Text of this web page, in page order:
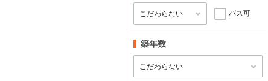
バス可
築年数